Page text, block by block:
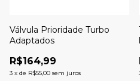
Válvula Prioridade Turbo
Adaptados
R$164,99
3 x de R$55,00 sem juros